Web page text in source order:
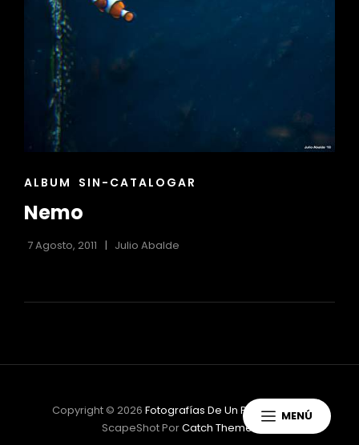
MENÚ
ENLACES
LAS
ALBUM SIN-CATALOGAR
Nemo
7 Agosto, 2011 Julio Abalde
Copyright © 2026 Fotografías De Un Principiante |
ScapeShot PorCatch Themes